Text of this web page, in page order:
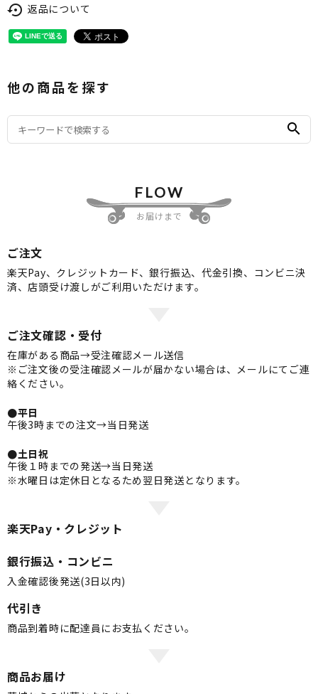
settings_backup_restore 返品について
他の商品を探す
search
FLOW
お届けまで
ご注文
楽天Pay、クレジットカード、銀行振込、代金引換、コンビニ決
済、店頭受け渡しがご利用いただけます。
ご注文確認・受付
在庫がある商品→受注確認メール送信
※ご注文後の受注確認メールが届かない場合は、メールにてご連
絡ください。
●平日
午後3時までの注文→当日発送
●土日祝
午後１時までの発送→当日発送
※水曜日は定休日となるため翌日発送となります。
楽天Pay・クレジット
銀行振込・コンビニ
入金確認後発送(3日以内)
代引き
商品到着時に配達員にお支払ください。
商品お届け